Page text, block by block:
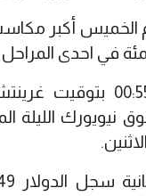
الخميس أكبر